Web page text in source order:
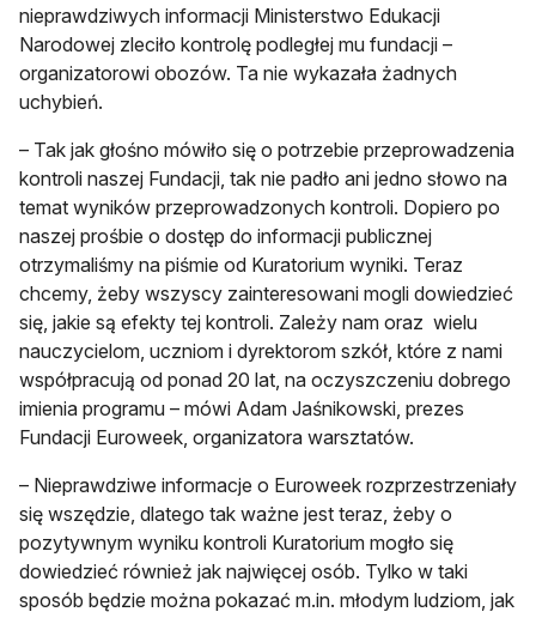
nieprawdziwych informacji Ministerstwo Edukacji
Narodowej zleciło kontrolę podległej mu fundacji –
organizatorowi obozów. Ta nie wykazała żadnych
uchybień.
– Tak jak głośno mówiło się o potrzebie przeprowadzenia
kontroli naszej Fundacji, tak nie padło ani jedno słowo na
temat wyników przeprowadzonych kontroli. Dopiero po
naszej prośbie o dostęp do informacji publicznej
otrzymaliśmy na piśmie od Kuratorium wyniki. Teraz
chcemy, żeby wszyscy zainteresowani mogli dowiedzieć
się, jakie są efekty tej kontroli. Zależy nam oraz wielu
nauczycielom, uczniom i dyrektorom szkół, które z nami
współpracują od ponad 20 lat, na oczyszczeniu dobrego
imienia programu – mówi Adam Jaśnikowski, prezes
Fundacji Euroweek, organizatora warsztatów.
– Nieprawdziwe informacje o Euroweek rozprzestrzeniały
się wszędzie, dlatego tak ważne jest teraz, żeby o
pozytywnym wyniku kontroli Kuratorium mogło się
dowiedzieć również jak najwięcej osób. Tylko w taki
sposób będzie można pokazać m.in. młodym ludziom, jak